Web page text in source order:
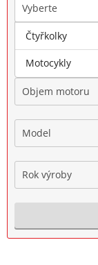
Vyberte
Značka
Objem motoru
Model
Rok výroby
Čtyřkolky
Motocykly